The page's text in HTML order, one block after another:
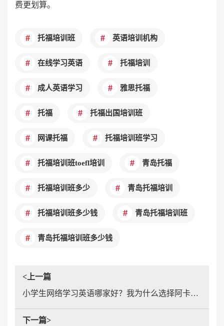
费更划算。
托福培训班 英语培训机构
在线学习英语 托福培训
成人英语学习 雅思托福
托福 托福出国培训班
网课托福 托福培训班学习
托福培训班toefl培训 青岛托福
托福培训班多少 青岛托福培训
托福培训班多少钱 青岛托福培训班
青岛托福培训班多少钱
<上一篇
小学生网络学习英语哪家好？我为什么选择阿卡索外教网？
下一篇>